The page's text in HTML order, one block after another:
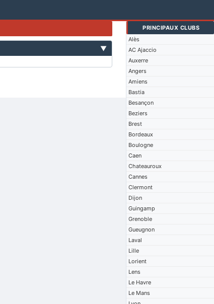
PRINCIPAUX CLUBS
Alès
AC Ajaccio
Auxerre
Angers
Amiens
Bastia
Besançon
Beziers
Brest
Bordeaux
Boulogne
Caen
Chateauroux
Cannes
Clermont
Dijon
Guingamp
Grenoble
Gueugnon
Laval
Lille
Lorient
Lens
Le Havre
Le Mans
▼